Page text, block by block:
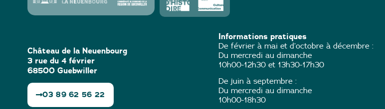
Château de la Neuenbourg
3 rue du 4 février
68500 Guebwiller
03 89 62 56 22
Informations pratiques
De février à mai et d’octobre à décembre :
Du mercredi au dimanche
10h00-12h30 et 13h30-17h30
De juin à septembre :
Du mercredi au dimanche
10h00-18h30